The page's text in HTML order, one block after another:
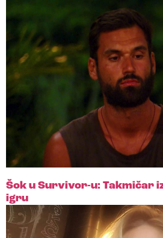
Šok u Survivor-u: Takmičar
igru